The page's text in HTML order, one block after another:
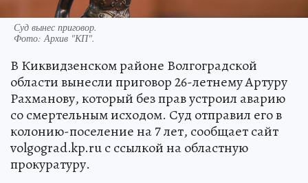
Суд вынес приговор.
Фото: Архив "КП".
В Киквидзенском районе Волгоградской
области вынесли приговор 26-летнему Артуру
Рахманову, который без прав устроил аварию
со смертельным исходом. Суд отправил его в
колонию-поселение на 7 лет, сообщает сайт
volgograd.kp.ru с ссылкой на областную
прокуратуру.